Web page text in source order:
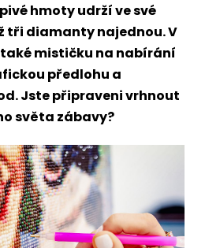
hmoty udrží ve své
tři diamanty najednou. V
mističku na nabírání
předlohu a
Jste připraveni vrhnout
světa zábavy?